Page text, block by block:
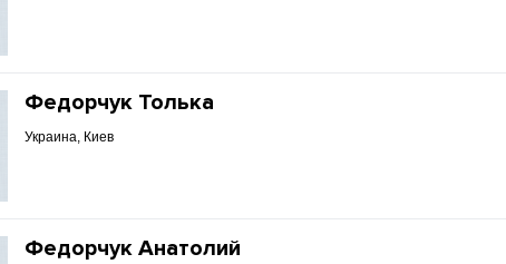
Федорчук Толька
Украина, Киев
Федорчук Анатолий